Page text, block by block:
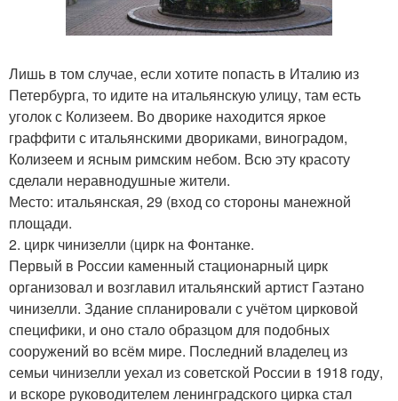
Лишь в том случае, если хотите попасть в Италию из
Петербурга, то идите на итальянскую улицу, там есть
уголок с Колизеем. Во дворике находится яркое
граффити с итальянскими двориками, виноградом,
Колизеем и ясным римским небом. Всю эту красоту
сделали неравнодушные жители.
Место: итальянская, 29 (вход со стороны манежной
площади.
2. цирк чинизелли (цирк на Фонтанке.
Первый в России каменный стационарный цирк
организовал и возглавил итальянский артист Гаэтано
чинизелли. Здание спланировали с учётом цирковой
специфики, и оно стало образцом для подобных
сооружений во всём мире. Последний владелец из
семьи чинизелли уехал из советской России в 1918 году,
и вскоре руководителем ленинградского цирка стал